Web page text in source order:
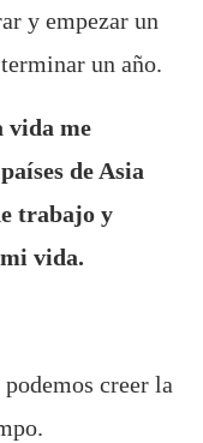
y empezar un
un año.
vida me
de Asia
trabajo y
vida.
creer la